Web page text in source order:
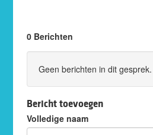
0 Berichten
Geen berichten in dit gesprek.
Bericht toevoegen
Volledige naam